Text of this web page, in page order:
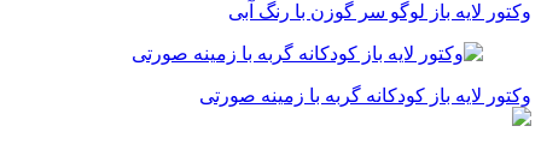
وکتور لایه باز لوگو سر گوزن با رنگ آبی
وکتور لایه باز کودکانه گربه با زمینه صورتی